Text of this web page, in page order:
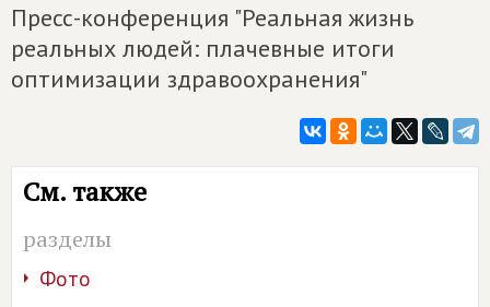
Пресс-конференция "Реальная жизнь
реальных людей: плачевные итоги
оптимизации здравоохранения"
См. также
разделы
Фото